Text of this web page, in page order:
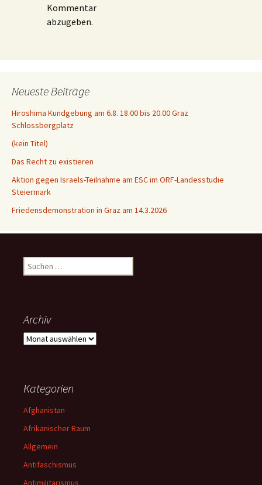
Kommentar
abzugeben.
Neueste Beiträge
Hiroshima Kundgebung am 6.8. 18.00 bis 20.00 Graz
Schlossbergplatz
(kein Titel)
Das Recht zu existieren
Aktion gegen Israels-Teilnahme am ESC im ORF-Landesstudie
Steiermark
Friedensdemonstration in Graz am 14.3.2026
Suchen
nach:
Archiv
Archiv
Kategorien
Afghanistan
Afrikanischer Raum
Allgemein
Antifaschismus
Antimilitarismus